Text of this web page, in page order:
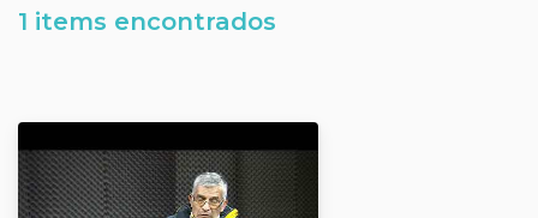
1 items encontrados